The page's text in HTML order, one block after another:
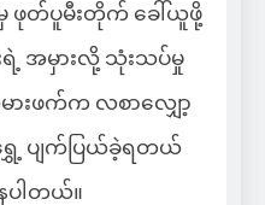
ဖုတ်ပူမီးတိုက် ခေါ်ယူဖို့
ရဲ့ အမှားလို့ သုံးသပ်မှု
ားဖက်က လစာလျှော့
ေ့ ပျက်ပြယ်ခဲ့ရတယ်
ါတယ်။